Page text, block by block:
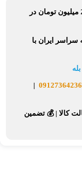
در
سراسر ایران با
بله
09127364236
|
کالا |💰 تضمین